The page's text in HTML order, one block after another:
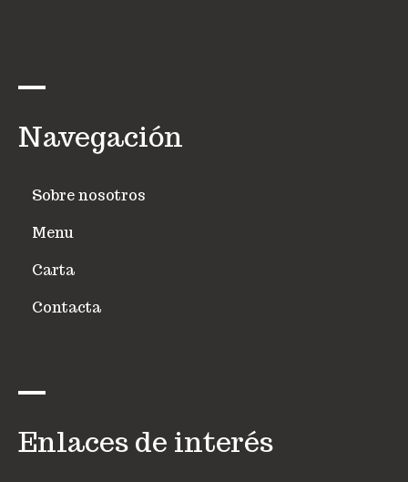
Navegación
Sobre nosotros
Menu
Carta
Contacta
Enlaces de interés